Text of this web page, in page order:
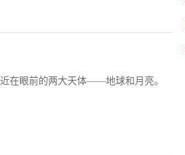
近在眼前的两大天体——地球和月亮。